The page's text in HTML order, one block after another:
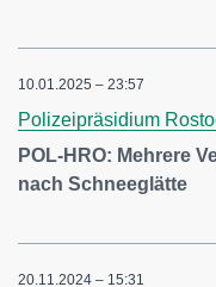
10.01.2025 – 23:57
Polizeipräsidium
POL-HRO: Mehrere
nach Schneeglätte
20.11.2024 – 15:31